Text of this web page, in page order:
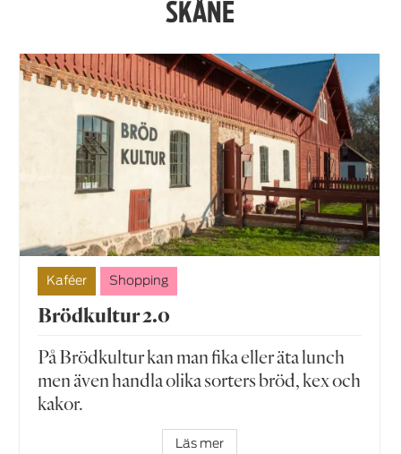
SKÅNE
Kaféer Shopping
Brödkultur 2.0
På Brödkultur kan man fika eller äta lunch
men även handla olika sorters bröd, kex och
kakor.
Läs mer